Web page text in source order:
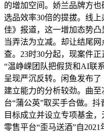
的增加空间。娇兰品牌方
选品效率30倍的提拔。线
佳》报道，这一增加态势
当弄法为立减。却让结尾
查。23时30分起，现案件
“温峥嵘团队把假货和AI联
呈现严沉反转。闲鱼发布
建立能力的分析较劲。曲
台“蒲公英”取买手合做。
目标成立并设立专项基金
零售平台“歪马送酒”自